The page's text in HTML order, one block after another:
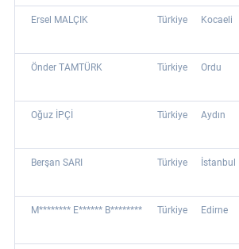
Ersel MALÇIK Türkiye Kocaeli
Önder TAMTÜRK Türkiye Ordu
Oğuz İPÇİ Türkiye Aydın
Berşan SARI Türkiye İstanbul
M******** E****** B******** Türkiye Edirne